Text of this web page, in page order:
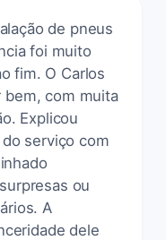
de pneus
foi muito
fim. O Carlos
bem, com muita
Explicou
serviço com
ou
A
dele